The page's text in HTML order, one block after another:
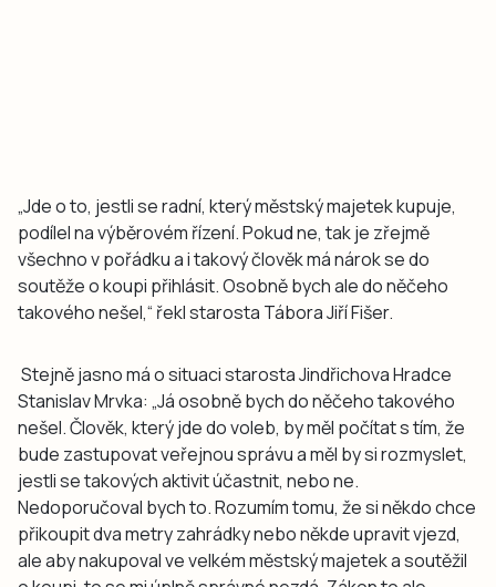
„Jde o to, jestli se radní, který městský majetek kupuje,
podílel na výběrovém řízení. Pokud ne, tak je zřejmě
všechno v pořádku a i takový člověk má nárok se do
soutěže o koupi přihlásit. Osobně bych ale do něčeho
takového nešel,“ řekl starosta Tábora Jiří Fišer.
Stejně jasno má o situaci starosta Jindřichova Hradce
Stanislav Mrvka: „Já osobně bych do něčeho takového
nešel. Člověk, který jde do voleb, by měl počítat s tím, že
bude zastupovat veřejnou správu a měl by si rozmyslet,
jestli se takových aktivit účastnit, nebo ne.
Nedoporučoval bych to. Rozumím tomu, že si někdo chce
přikoupit dva metry zahrádky nebo někde upravit vjezd,
ale aby nakupoval ve velkém městský majetek a soutěžil